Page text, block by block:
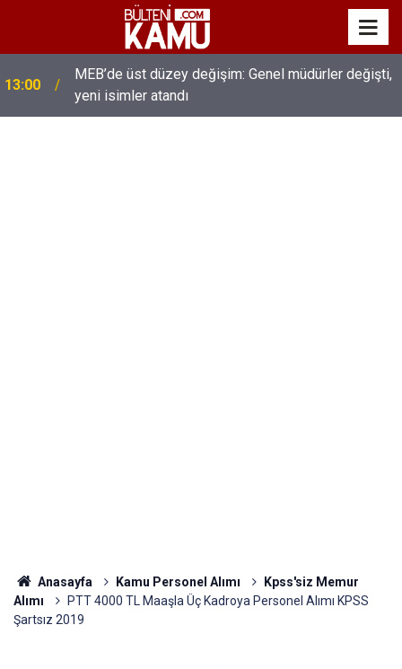
13:00
MEB’de üst düzey değişim: Genel müdürler değişti,
yeni isimler atandı
Anasayfa Kamu Personel Alımı
Kpss'siz Memur
Alımı
PTT 4000 TL Maaşla Üç Kadroya Personel Alımı KPSS
Şartsız 2019